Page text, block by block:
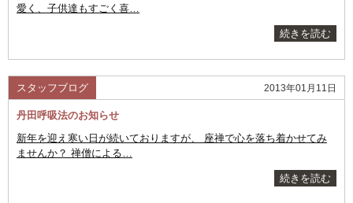
愛く、子供達もすごく喜…
続きを読む
スタッフブログ 2013年01月11日
丹田呼吸法のお知らせ
新年を迎え寒い日が続いておりますが、 座禅で心を落ち着かせてみ
ませんか？ 禅僧による…
続きを読む